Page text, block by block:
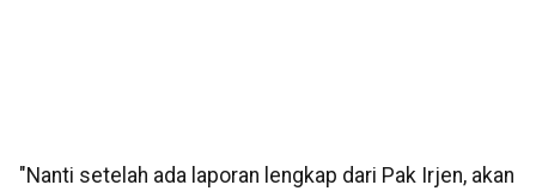
"Nanti setelah ada laporan lengkap dari Pak Irjen, akan